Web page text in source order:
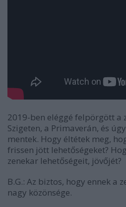
2019-ben eléggé felpörgött a
Szigeten, a Primaverán, és
mentek. Hogy éltétek meg,
frissen jött lehetőségeket?
zenekar lehetőségeit, jövőjét?
B.G.: Az biztos, hogy ennek a
nagy közönsége.